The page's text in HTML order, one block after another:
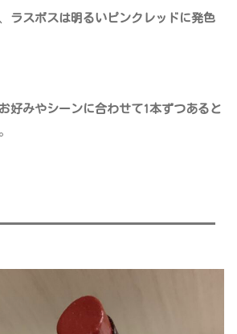
ラスボスは明るいピンクレッドに発色
好みやシーンに合わせて1本ずつあると